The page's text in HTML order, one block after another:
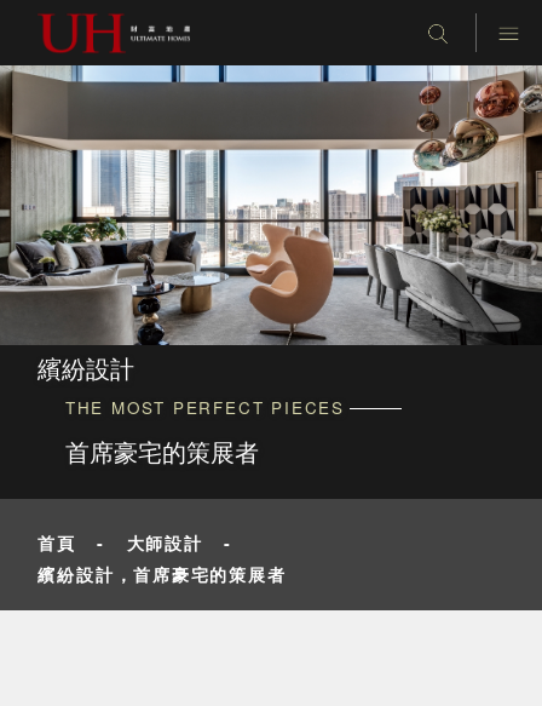
繽紛設計
THE MOST PERFECT PIECES
首席豪宅的策展者
首頁 - 大師設計
-
繽紛設計，首席豪宅的策展者